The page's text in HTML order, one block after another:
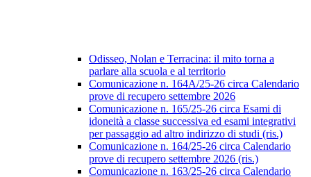
Odisseo, Nolan e Terracina: il mito torna a
parlare alla scuola e al territorio
Comunicazione n. 164A/25-26 circa Calendario
prove di recupero settembre 2026
Comunicazione n. 165/25-26 circa Esami di
idoneità a classe successiva ed esami integrativi
per passaggio ad altro indirizzo di studi (ris.)
Comunicazione n. 164/25-26 circa Calendario
prove di recupero settembre 2026 (ris.)
Comunicazione n. 163/25-26 circa Calendario